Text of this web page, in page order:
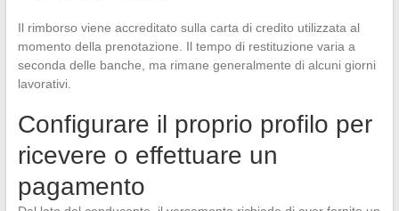
Il rimborso viene accreditato sulla carta di credito utilizzata al
momento della prenotazione. Il tempo di restituzione varia a
seconda delle banche, ma rimane generalmente di alcuni giorni
lavorativi.
Configurare il proprio profilo per
ricevere o effettuare un
pagamento